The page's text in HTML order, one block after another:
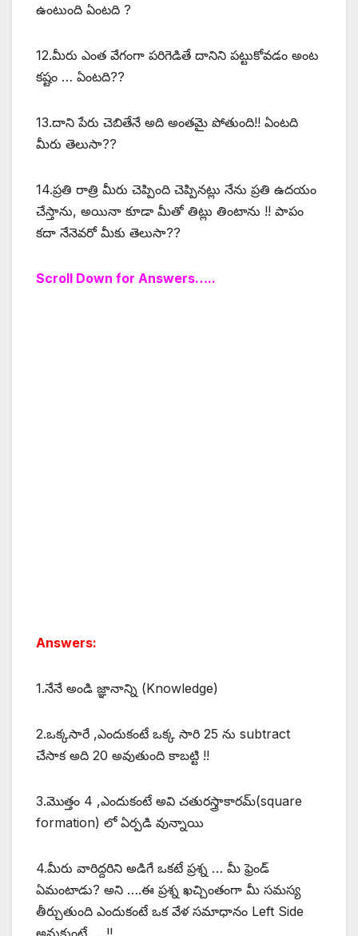
ఉంటుంది ఏంటది ?
12.మీరు ఎంత వేగంగా పరిగెడితే దానిని పట్టుకోవడం అంట
కష్టం … ఏంటది??
13.దాని పేరు చెబితేనే అది అంతమై పోతుంది!! ఏంటది
మీరు తెలుసా??
14.ప్రతి రాత్రి మీరు చెప్పింది చెప్పినట్లు నేను ప్రతి ఉదయం
చేస్తాను, అయినా కూడా మీతో తిట్లు తింటాను !! పాపం
కదా నేనెవరో మీకు తెలుసా??
Scroll Down for Answers…..
Answers:
1.నేనే అండి జ్ఞానాన్ని (Knowledge)
2.ఒక్కసారే ,ఎందుకంటే ఒక్క సారి 25 ను subtract
చేసాక అది 20 అవుతుంది కాబట్టి !!
3.మొత్తం 4 ,ఎందుకంటే అవి చతురస్త్రాకారమ్(square
formation) లో ఏర్పడి వున్నాయి
4.మీరు వారిద్దరిని అడిగే ఒకటే ప్రశ్న … మీ ఫ్రెండ్
ఏమంటాడు? అని ….ఈ ప్రశ్న ఖచ్చింతంగా మీ సమస్య
తీర్చుతుంది ఎందుకంటే ఒక వేళ సమాధానం Left Side
అనుకుంటే … !!